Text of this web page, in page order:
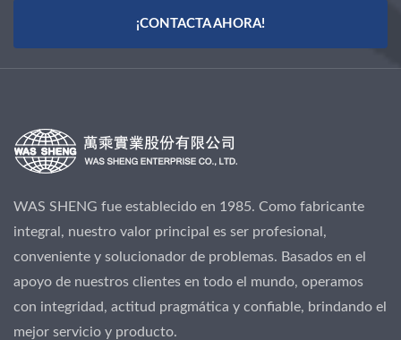
¡CONTACTA AHORA!
WAS SHENG fue establecido en 1985. Como fabricante
integral, nuestro valor principal es ser profesional,
conveniente y solucionador de problemas. Basados en el
apoyo de nuestros clientes en todo el mundo, operamos
con integridad, actitud pragmática y confiable, brindando el
mejor servicio y producto.